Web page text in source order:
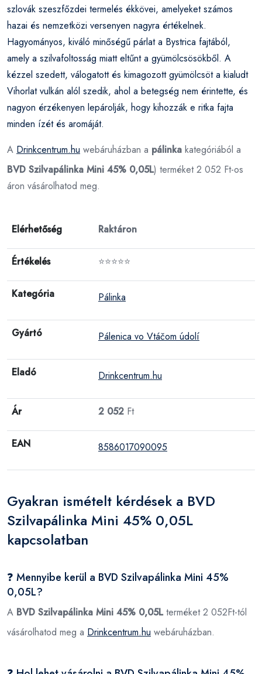
szlovák szeszfőzdei termelés ékkövei, amelyeket számos
hazai és nemzetközi versenyen nagyra értékelnek.
Hagyományos, kiváló minőségű párlat a Bystrica fajtából,
amely a szilvafoltosság miatt eltűnt a gyümölcsösökből. A
kézzel szedett, válogatott és kimagozott gyümölcsöt a kialudt
Vihorlat vulkán alól szedik, ahol a betegség nem érintette, és
nagyon érzékenyen lepárolják, hogy kihozzák e ritka fajta
minden ízét és aromáját.
A Drinkcentrum.hu webáruházban a pálinka kategóriából a
BVD Szilvapálinka Mini 45% 0,05L) terméket 2 052 Ft-os
áron vásárolhatod meg.
Elérhetőség Raktáron
Értékelés ⭐⭐⭐⭐⭐
Kategória Pálinka
Gyártó Pálenica vo Vtáčom údolí
Eladó Drinkcentrum.hu
Ár 2 052 Ft
EAN 8586017090095
Gyakran ismételt kérdések a BVD
Szilvapálinka Mini 45% 0,05L
kapcsolatban
❓ Mennyibe kerül a BVD Szilvapálinka Mini 45%
0,05L?
A BVD Szilvapálinka Mini 45% 0,05Lterméket 2 052Ft-tól
vásárolhatod meg a Drinkcentrum.hu webáruházban.